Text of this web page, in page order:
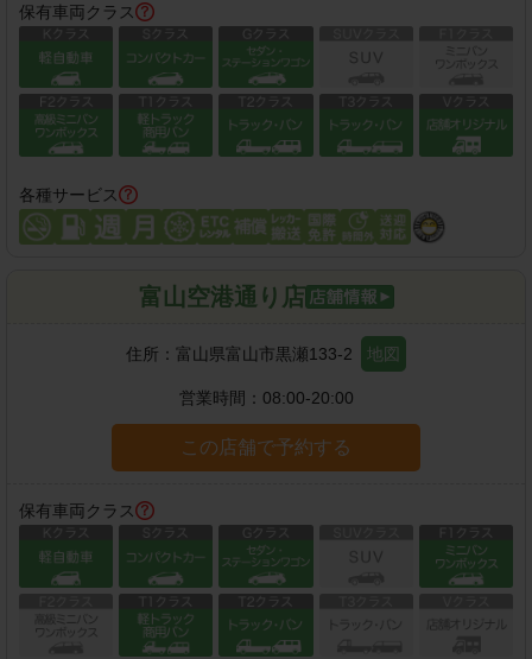
保有車両クラス
各種サービス
富山空港通り店
住所： 富山県富山市黒瀬133-2 地図
営業時間： 08:00-20:00
この店舗で予約する
保有車両クラス